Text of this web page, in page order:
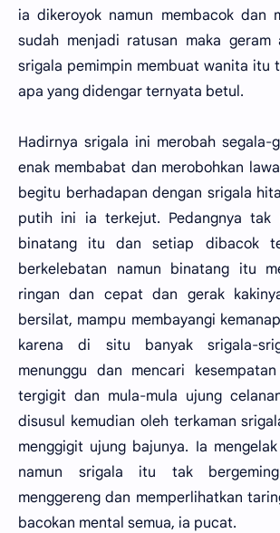
ia dikeroyok namun membacok dan
sudah menjadi ratusan maka geram
srigala pemimpin membuat wanita itu
apa yang didengar ternyata betul.
Hadirnya srigala ini merobah segala-
enak membabat dan merobohkan
begitu berhadapan dengan srigala
putih ini ia terkejut. Pedangnya tak
binatang itu dan setiap dibacok
berkelebatan namun binatang itu
ringan dan cepat dan gerak
bersilat, mampu membayangi
karena di situ banyak srigala-
menunggu dan mencari
tergigit dan mula-mula ujung
disusul kemudian oleh terkaman
menggigit ujung bajunya. Ia
namun srigala itu tak
menggereng dan memperlihatkan
bacokan mental semua, ia pucat.